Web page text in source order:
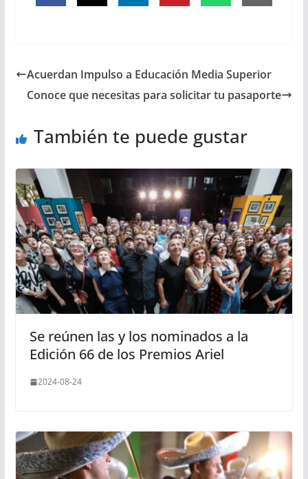
Acuerdan Impulso a Educación Media Superior
Conoce que necesitas para solicitar tu pasaporte
También te puede gustar
Se reúnen las y los nominados a la
Edición 66 de los Premios Ariel
2024-08-24